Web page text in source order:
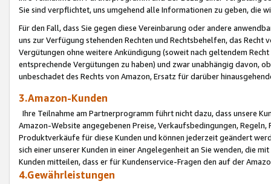
Sie sind verpflichtet, uns umgehend alle Informationen zu geben, die
Für den Fall, dass Sie gegen diese Vereinbarung oder andere
uns zur Verfügung stehenden Rechten und Rechtsbehelfen, das
Vergütungen ohne weitere Ankündigung (soweit nach geltendem
entsprechende Vergütungen zu haben) und zwar unabhängig davon,
unbeschadet des Rechts von Amazon, Ersatz für darüber
3.Amazon-Kunden
Ihre Teilnahme am Partnerprogramm führt nicht dazu, dass unsere
Amazon-Website angegebenen Preise, Verkaufsbedingungen,
Produktverkäufe für diese Kunden und können jederzeit geändert
sich einer unserer Kunden in einer Angelegenheit an Sie wenden, die
Kunden mitteilen, dass er für Kundenservice-Fragen den auf der
4.Gewährleistungen